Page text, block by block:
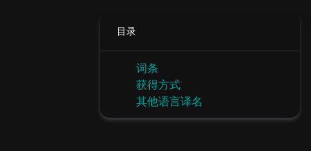
目录
词条
获得方式
其他语言译名